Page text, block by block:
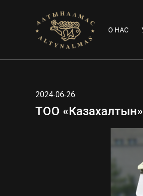
О НАС
2024-06-26
ТОО